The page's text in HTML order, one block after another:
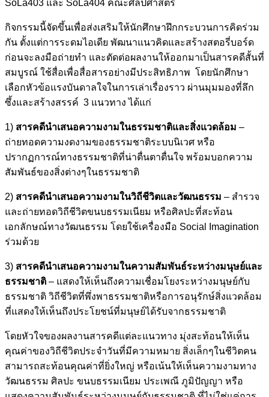
SoLa403 และ SoLa404 คณะศิลปศาสตร์
กิจกรรมนี้จัดขึ้นเพื่อส่งเสริมให้นักศึกษาฝึกกระบวนการคิดร่วม
กัน ตั้งแต่การระดมไอเดีย พัฒนาแนวคิดและสร้างสตอรี่บอร์ด
ก่อนจะลงมือถ่ายทำ และตัดต่อผลงานให้ออกมาเป็นสารคดีสั้นที่
สมบูรณ์ ใช้สื่อเพื่อสื่อสารอย่างมีประสิทธิภาพ โดยนักศึกษา
เลือกหัวข้อแรงบันดาลใจในการเล่าเรื่องราว ผ่านมุมมองที่ลึก
ซึ้งและสร้างสรรค์ 3 แนวทาง ได้แก่
1) สารคดีนำเสนอความงามในธรรมชาติและสิ่งแวดล้อม –
ถ่ายทอดความงดงามของธรรมชาติระบบนิเวศ หรือ
ปรากฏการณ์ทางธรรมชาติที่น่าตื่นตาตื่นใจ พร้อมบอกความ
สัมพันธ์ของสิ่งต่างๆในธรรมชาติ
2) สารคดีนำเสนอความงามในวิถีชีวิตและวัฒนธรรม – สำรวจ
และถ่ายทอดวิถีชีวิตขนบธรรมเนียม หรือศิลปะที่สะท้อน
เอกลักษณ์ทางวัฒนธรรม โดยใช้เครื่องมือ Social Imagination
ร่วมด้วย
3) สารคดีนำเสนอความงามในความสัมพันธ์ระหว่างมนุษย์และ
ธรรมชาติ – แสดงให้เห็นถึงความเชื่อมโยงระหว่างมนุษย์กับ
ธรรมชาติ วิถีชีวิตที่พึ่งพาธรรมชาติหรือการอนุรักษ์สิ่งแวดล้อม
ที่แสดงให้เห็นถึงประโยชน์ที่มนุษย์ได้รับจากธรรมชาติ
โดยหัวใจของผลงานสารคดีแต่ละแนวทาง มุ่งสะท้อนให้เห็น
คุณค่าของวิถีชีวิตประจำวันที่มีความหมาย สิ่งเล็กๆในชีวิตคน
สามารถสะท้อนคุณค่าที่ยิ่งใหญ่ หรือเน้นให้เห็นความงามทาง
วัฒนธรรม ศิลปะ ขนบธรรมเนียม ประเพณี ภูมิปัญญา หรือ